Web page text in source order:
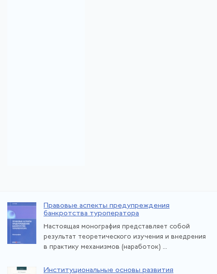
Правовые аспекты предупреждения
банкротства туроператора
Настоящая монография представляет собой
результат теоретического изучения и внедрения
в практику механизмов (наработок) ...
Институциональные основы развития